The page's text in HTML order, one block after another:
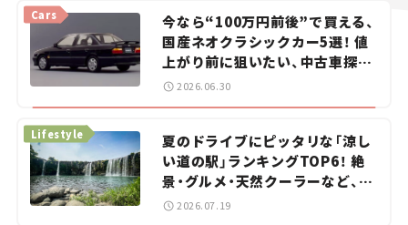
今なら“100万円前後”で買える、
国産ネオクラシックカー5選！ 値
上がり前に狙いたい、中古車探し
をお手伝い――ちょっとイケてるマ
イカー選び #02
Cars
2026.06.30
夏のドライブにピッタリな「涼し
い道の駅」ランキングTOP6！ 絶
景・グルメ・天然クーラーなど、避
暑におすすめのスポットを紹介
Lifestyle
2026.07.19